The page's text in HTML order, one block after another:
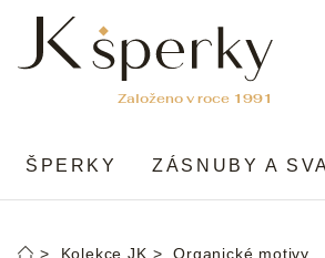
obsah
ŠPERKY ZÁSNUBY A
Kolekce JK Organické motivy